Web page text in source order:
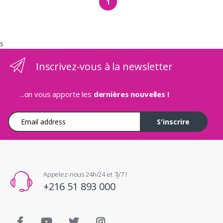
s
Inscrivez-vous à la newsletter
...on vous apporte les dernières nouvelles !
Adresse e-mail
S'inscrire
Appelez-nous 24h/24 et 7j/7 !
+216 51 893 000